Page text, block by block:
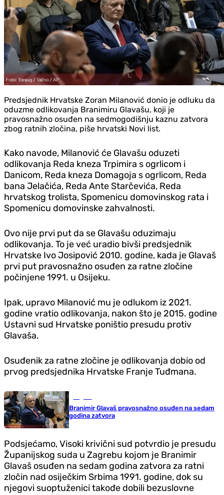
Predsjednik Hrvatske Zoran Milanović donio je odluku da
oduzme odlikovanja Branimiru Glavašu, koji je
pravosnažno osuđen na sedmogodišnju kaznu zatvora
zbog ratnih zločina, piše hrvatski Novi list.
Kako navode, Milanović će Glavašu oduzeti
odlikovanja Reda kneza Trpimira s ogrlicom i
Danicom, Reda kneza Domagoja s ogrlicom, Reda
bana Jelačića, Reda Ante Starčevića, Reda
hrvatskog trolista, Spomenicu domovinskog rata i
Spomenicu domovinske zahvalnosti.
Ovo nije prvi put da se Glavašu oduzimaju
odlikovanja. To je već uradio bivši predsjednik
Hrvatske Ivo Josipović 2010. godine, kada je Glavaš
prvi put pravosnažno osuđen za ratne zločine
počinjene 1991. u Osijeku.
Ipak, upravo Milanović mu je odlukom iz 2021.
godine vratio odlikovanja, nakon što je 2015. godine
Ustavni sud Hrvatske poništio presudu protiv
Glavaša.
Osuđenik za ratne zločine je odlikovanja dobio od
prvog predsjednika Hrvatske Franje Tuđmana.
Branimir Glavaš pravosnažno osuđen na sedam
godina zatvora
Podsjećamo, Visoki krivični sud potvrdio je presudu
Županijskog suda u Zagrebu kojom je Branimir
Glavaš osuđen na sedam godina zatvora za ratni
zločin nad osiječkim Srbima 1991. godine, dok su
njegovi suoptuženici takođe dobili bezuslovne